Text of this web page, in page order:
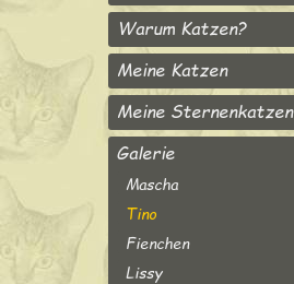
Warum Katzen?
Meine Katzen
Meine Sternenkatzen
Galerie
Mascha
Tino
Fienchen
Lissy